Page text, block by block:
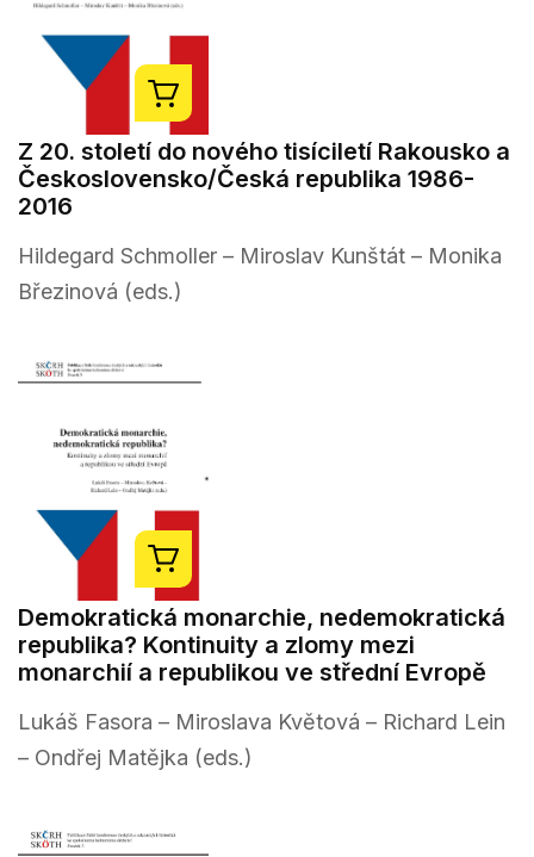
Z 20. století do nového tisíciletí Rakousko a
Československo/Česká republika 1986-
2016
Hildegard Schmoller – Miroslav Kunštát – Monika
Březinová (eds.)
Demokratická monarchie, nedemokratická
republika? Kontinuity a zlomy mezi
monarchií a republikou ve střední Evropě
Lukáš Fasora – Miroslava Květová – Richard Lein
– Ondřej Matějka (eds.)